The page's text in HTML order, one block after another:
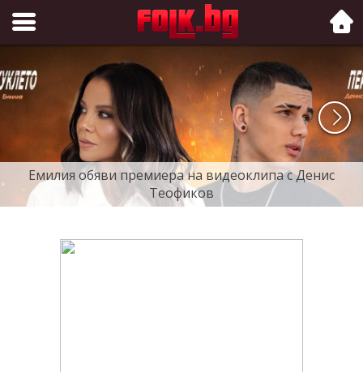
Folk.bg
Емилия обяви премиера на видеоклипа с Денис
Теофиков